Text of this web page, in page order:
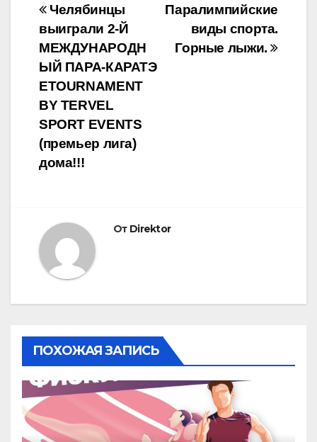
Навигация
по
записям
Паралимпийские
виды спорта.
Горные лыжи.
Челябинцы
выиграли 2-Й
МЕЖДУНАРОДН
ЫЙ ПАРА-КАРАТЭ
ETOURNAMENT
BY TERVEL
SPORT EVENTS
(премьер лига)
дома!!!
От Direktor
ПОХОЖАЯ ЗАПИСЬ